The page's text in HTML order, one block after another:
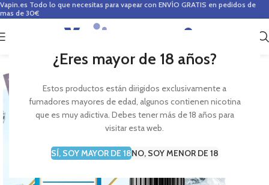
¿Eres mayor de 18 años?
Estos productos están dirigidos exclusivamente a
fumadores mayores de edad, algunos contienen nicotina
que es muy adictiva. Debes tener más de 18 años para
visitar esta web.
SÍ, SOY MAYOR DE 18NO, SOY MENOR DE 18
Vapin.es Todo lo que necesitas para vapear con ENVÍO GRATIS en pedidos de
mas de 30€
0